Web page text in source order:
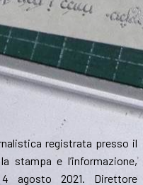
registrata presso il
stampa e l’informazione,
agosto 2021. Direttore